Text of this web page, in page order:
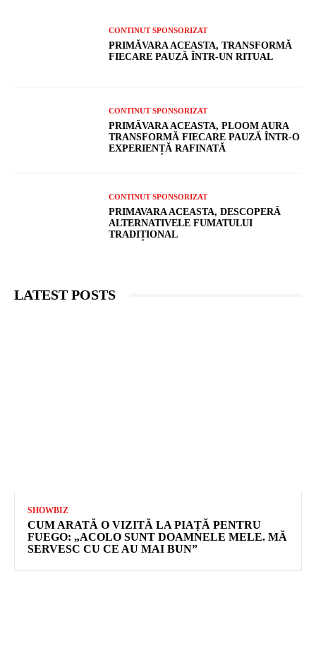
CONTINUT SPONSORIZAT
PRIMĂVARA ACEASTA, TRANSFORMĂ
FIECARE PAUZĂ ÎNTR-UN RITUAL
CONTINUT SPONSORIZAT
PRIMĂVARA ACEASTA, PLOOM AURA
TRANSFORMĂ FIECARE PAUZĂ ÎNTR-O
EXPERIENȚĂ RAFINATĂ
CONTINUT SPONSORIZAT
PRIMAVARA ACEASTA, DESCOPERĂ
ALTERNATIVELE FUMATULUI
TRADIȚIONAL
LATEST POSTS
SHOWBIZ
CUM ARATĂ O VIZITĂ LA PIAȚĂ PENTRU
FUEGO: „ACOLO SUNT DOAMNELE MELE. MĂ
SERVESC CU CE AU MAI BUN”